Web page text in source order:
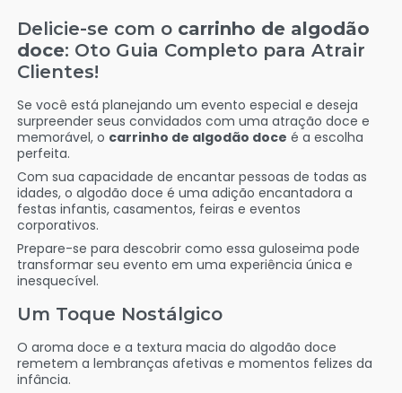
Delicie-se com o carrinho de algodão
doce: Oto Guia Completo para Atrair
Clientes!
Se você está planejando um evento especial e deseja
surpreender seus convidados com uma atração doce e
memorável, o carrinho de algodão doce é a escolha
perfeita.
Com sua capacidade de encantar pessoas de todas as
idades, o algodão doce é uma adição encantadora a
festas infantis, casamentos, feiras e eventos
corporativos.
Prepare-se para descobrir como essa guloseima pode
transformar seu evento em uma experiência única e
inesquecível.
Um Toque Nostálgico
O aroma doce e a textura macia do algodão doce
remetem a lembranças afetivas e momentos felizes da
infância.